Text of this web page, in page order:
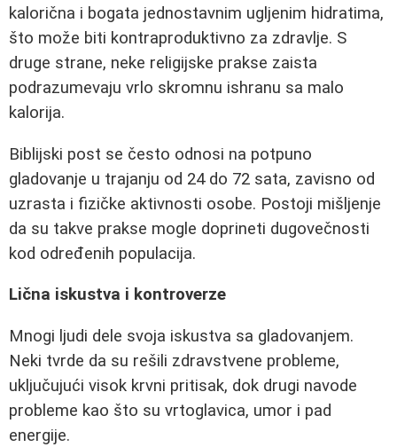
kalorična i bogata jednostavnim ugljenim hidratima,
što može biti kontraproduktivno za zdravlje. S
druge strane, neke religijske prakse zaista
podrazumevaju vrlo skromnu ishranu sa malo
kalorija.
Biblijski post se često odnosi na potpuno
gladovanje u trajanju od 24 do 72 sata, zavisno od
uzrasta i fizičke aktivnosti osobe. Postoji mišljenje
da su takve prakse mogle doprineti dugovečnosti
kod određenih populacija.
Lična iskustva i kontroverze
Mnogi ljudi dele svoja iskustva sa gladovanjem.
Neki tvrde da su rešili zdravstvene probleme,
uključujući visok krvni pritisak, dok drugi navode
probleme kao što su vrtoglavica, umor i pad
energije.